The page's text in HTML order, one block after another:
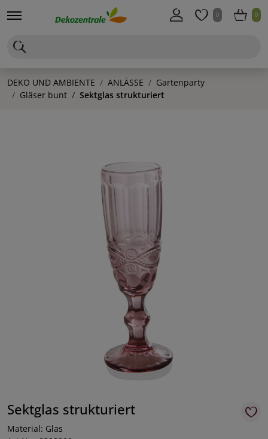
0 0
DEKO UND AMBIENTE ANLÄSSE
Gartenparty
Gläser bunt
Sektglas strukturiert
Sektglas strukturiert
Material: Glas